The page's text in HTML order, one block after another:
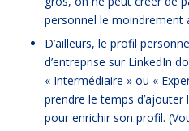
personnel le moindrement
D’ailleurs, le profil
d’entreprise sur LinkedIn
« Intermédiaire » ou «
prendre le temps d’ajouter
pour enrichir son profil.